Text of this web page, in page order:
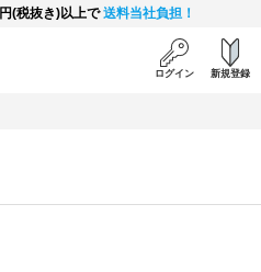
円(税抜き)以上で送料当社負担！
ログイン 新規登録